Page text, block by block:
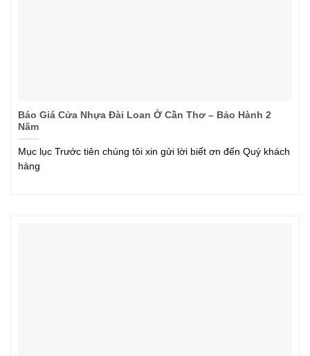
Báo Giá Cửa Nhựa Đài Loan Ở Cần Thơ – Bảo Hành 2
Năm
Mục lục Trước tiên chúng tôi xin gửi lời biết ơn đến Quý khách
hàng